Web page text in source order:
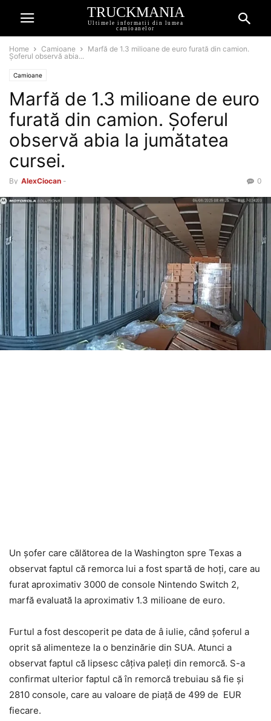
TRUCKMANIA
Ultimele informatii din lumea
camioanelor
Home Camioane
Marfă de 1.3 milioane de euro furată din camion.
Șoferul observă abia...
Camioane
Marfă de 1.3 milioane de euro
furată din camion. Șoferul
observă abia la jumătatea
cursei.
By AlexCiocan - 0
Un șofer care călătorea de la Washington spre Texas a
observat faptul că remorca lui a fost spartă de hoți, care au
furat aproximativ 3000 de console Nintendo Switch 2,
marfă evaluată la aproximativ 1.3 milioane de euro.
Furtul a fost descoperit pe data de â iulie, când șoferul a
oprit să alimenteze la o benzinărie din SUA. Atunci a
observat faptul că lipsesc câțiva paleți din remorcă. S-a
confirmat ulterior faptul că în remorcă trebuiau să fie și
2810 console, care au valoare de piață de 499 de EUR
fiecare.